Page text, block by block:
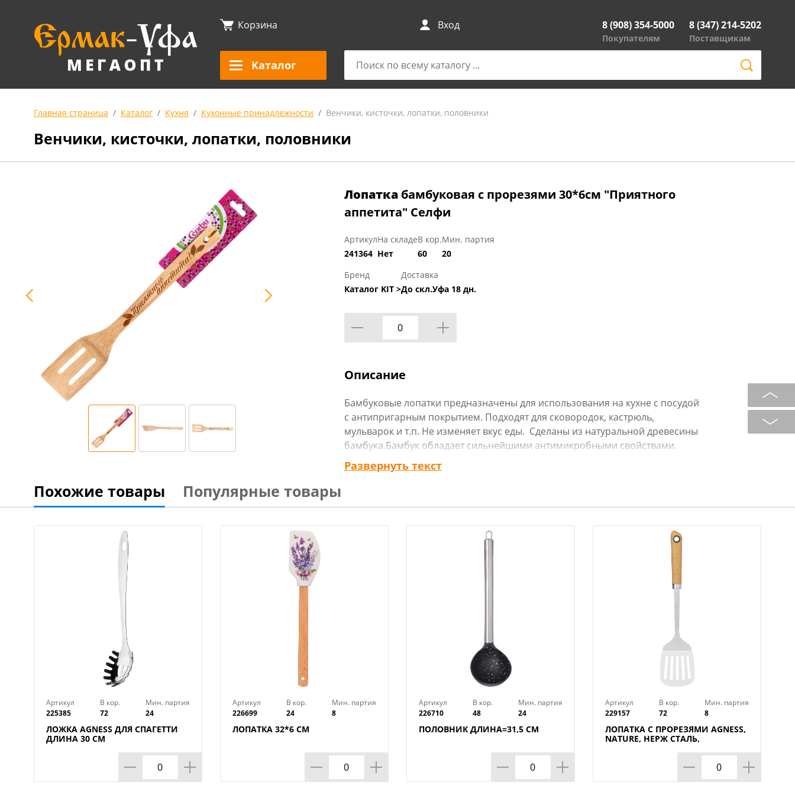
Корзина Вход 8 (908) 354-5000
Покупателям
8 (347) 214-5202
Поставщикам
Каталог
Главная страница Каталог Кухня Кухонные принадлежности Венчики, кисточки, лопатки, половники
Венчики, кисточки, лопатки, половники
Лопатка бамбуковая с прорезями 30*6см "Приятного
аппетита" Селфи
Артикул
241364
На складе
Нет
В кор.
60
Мин. партия
20
Бренд
Каталог KIT >
Доставка
До скл.Уфа 18 дн.
Описание
Бамбуковые лопатки предназначены для использования на кухне с посудой
с антипригарным покрытием. Подходят для сковородок, кастрюль,
мульварок и т.п. Не изменяет вкус еды. Сделаны из натуральной древесины
бамбука.Бамбук обладает сильнейшими антимикробными свойствами.
Бамбуковые лопатки и ложки не впитывают посторонних запахов, не
боятся сырости и влаги, легко моются. На нашем сайте можно купить оптом
Развернуть текст
Похожие товары Популярные товары
Артикул
225385
В кор.
72
Мин. партия
24
ЛОЖКА AGNESS ДЛЯ СПАГЕТТИ
ДЛИНА 30 СМ
Артикул
226699
В кор.
24
Мин. партия
8
ЛОПАТКА 32*6 СМ
Артикул
226710
В кор.
48
Мин. партия
24
ПОЛОВНИК ДЛИНА=31,5 СМ
Артикул
229157
В кор.
72
Мин. партия
8
ЛОПАТКА С ПРОРЕЗЯМИ AGNESS,
NATURE, НЕРЖ СТАЛЬ,